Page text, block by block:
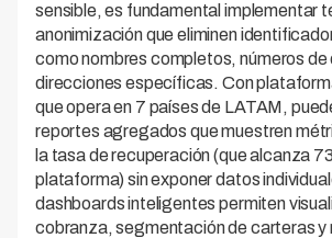
sensible, es fundamental implementar
anonimización que eliminen
como nombres completos, números
direcciones específicas. Con
que opera en 7 países de LATAM,
reportes agregados que muestren
la tasa de recuperación (que alcanza
plataforma) sin exponer datos
dashboards inteligentes permiten
cobranza, segmentación de carteras y